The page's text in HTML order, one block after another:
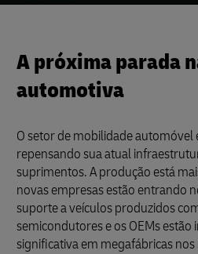
A próxima parada
automotiva
O setor de mobilidade automóvel
repensando sua atual
suprimentos. A produção está
novas empresas estão entrando
suporte a veículos produzidos
semicondutores e os OEMs
significativa em megafábricas